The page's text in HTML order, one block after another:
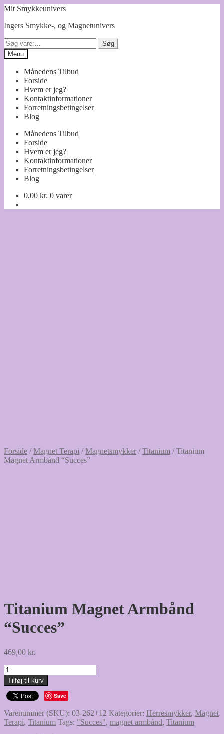
Spring
navigation
Spring
indhold
Mit Smykkeunivers
Ingers Smykke-, og Magnetunivers
Søg
efter:
Søg
Menu
Månedens Tilbud
Forside
Hvem er jeg?
Kontaktinformationer
Forretningsbetingelser
Blog
Månedens Tilbud
Forside
Hvem er jeg?
Kontaktinformationer
Forretningsbetingelser
Blog
0,00 kr. 0 varer
Forside /Magnet Terapi /Magnetsmykker /Titanium /Titanium
Magnet Armbånd “Succes”
Titanium Magnet Armbånd
“Succes”
469,00 kr.
Titanium
Magnet
Armbånd
"Succes"
Tilføj til kurv
Save
Varenummer (SKU): 03-262+12 Kategorier: Herresmykker, Magnet
Terapi, Titanium Tags: "Succes", magnet armbånd, Titanium